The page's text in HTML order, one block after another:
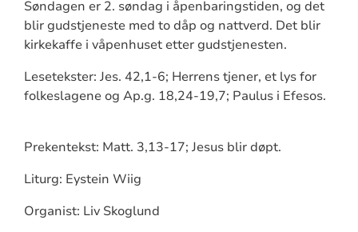
Søndagen er 2. søndag i åpenbaringstiden, og det
blir gudstjeneste med to dåp og nattverd. Det blir
kirkekaffe i våpenhuset etter gudstjenesten.
Lesetekster: Jes. 42,1-6; Herrens tjener, et lys for
folkeslagene og Ap.g. 18,24-19,7; Paulus i Efesos.
Prekentekst: Matt. 3,13-17; Jesus blir døpt.
Liturg: Eystein Wiig
Organist: Liv Skoglund